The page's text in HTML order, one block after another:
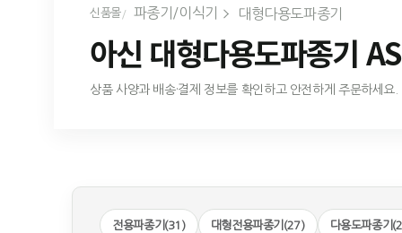
신품몰 파종기/이식기 대형다용도파종기
아신 대형다용도파종기
상품 사양과 배송·결제 정보를 확인하고 안전하게 주문하세요.
전용파종기(31) 대형전용파종기(27) 다용도파종기